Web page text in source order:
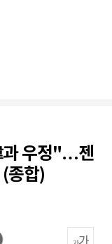
과 우정"…젠
종합)